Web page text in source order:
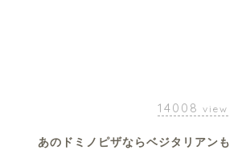
14008 view
あのドミノピザならベジタリアンも